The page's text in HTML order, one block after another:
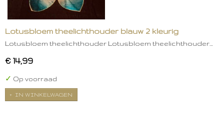
Lotusbloem theelichthouder blauw 2 kleurig
Lotusbloem theelichthouder Lotusbloem theelichthouder…
€ 14,99
✓ Op voorraad
IN WINKELWAGEN